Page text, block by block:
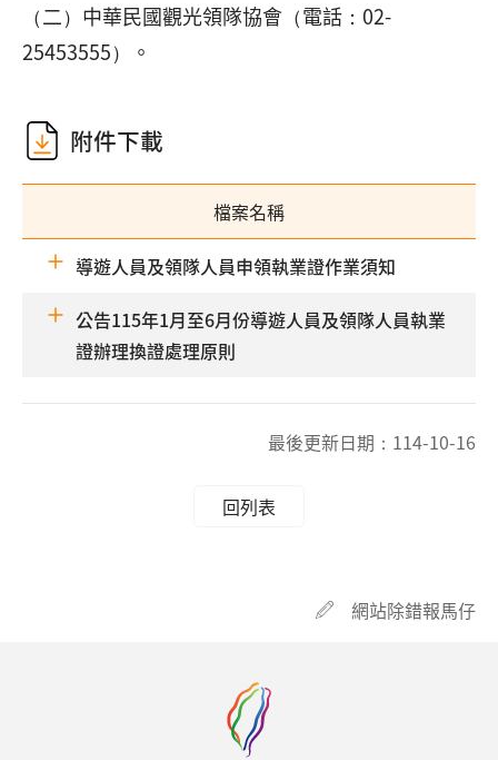
（二）中華民國觀光領隊協會（電話：02-
25453555）。
附件下載
檔案名稱
導遊人員及領隊人員申領執業證作業須知
公告115年1月至6月份導遊人員及領隊人員執業
證辦理換證處理原則
最後更新日期： 114-10-16
回列表
網站除錯報馬仔